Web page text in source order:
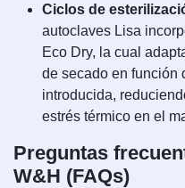
Ciclos de
autoclaves Lisa
Eco Dry, la cual
de secado en función
introducida,
estrés térmico en el
Preguntas
W&H (FAQs)